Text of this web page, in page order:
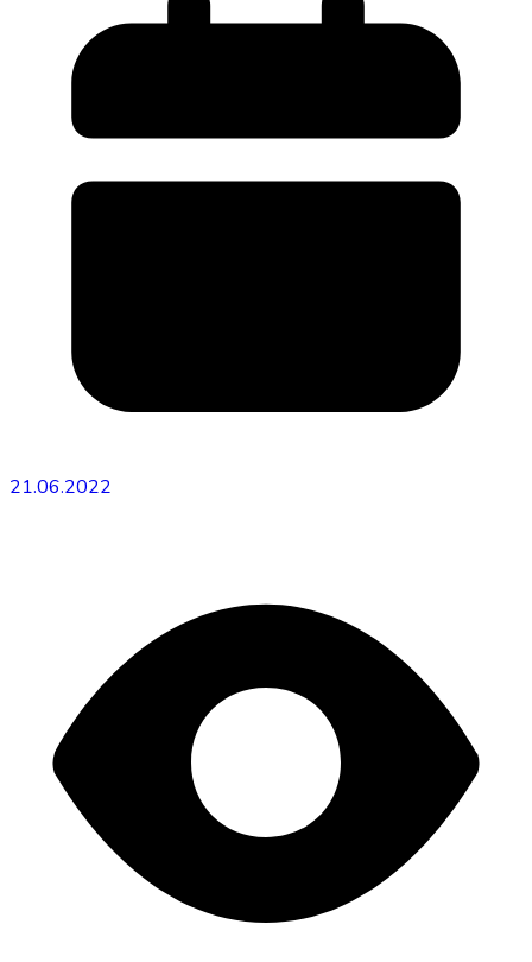
21.06.2022